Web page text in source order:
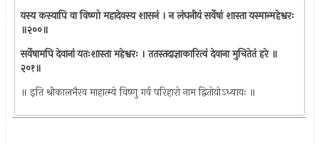
यस्य कस्यापि वा विष्णो महादेवस्य शासनं । न लंघनीयं सर्वेषां शास्ता यस्मान्महेश्वरः
॥२००॥
सर्वेषामपि देवानां यतःशास्ता महेश्वरः । ततस्तदाज्ञाकारित्वं देवाना मुचितेतं हरे ॥
२०१॥
॥ इति श्रीकालभैरव माहात्म्ये विष्णु गर्व परिहारो नाम द्वितोयोऽध्यायः ॥